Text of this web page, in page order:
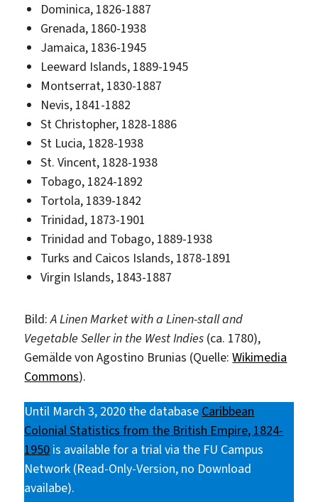
Dominica, 1826-1887
Grenada, 1860-1938
Jamaica, 1836-1945
Leeward Islands, 1889-1945
Montserrat, 1830-1887
Nevis, 1841-1882
St Christopher, 1828-1886
St Lucia, 1828-1938
St. Vincent, 1828-1938
Tobago, 1824-1892
Tortola, 1839-1842
Trinidad, 1873-1901
Trinidad and Tobago, 1889-1938
Turks and Caicos Islands, 1878-1891
Virgin Islands, 1843-1887
Bild:A Linen Market with a Linen-stall and
Vegetable Seller in the West Indies (ca. 1780),
Gemälde von Agostino Brunias (Quelle:Wikimedia
Commons).
Until March 3, 2020 the database Caribbean
Colonial Statistics from the British Empire, 1824-
1950 is available for a trial via the FU Campus
Network (Read-Only-Version, no Download
availabe).